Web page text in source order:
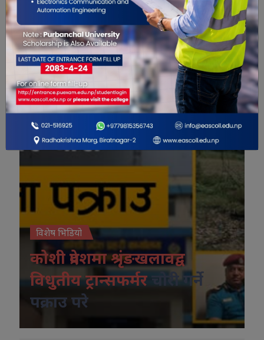
विशेष भिडियो
विशेष भिडियो
कोशी प्रदेशमा श्रृंङखलावद्व
विधुतीय ट्रान्सफर्मर
चोरी गर्ने
पक्राउ परे